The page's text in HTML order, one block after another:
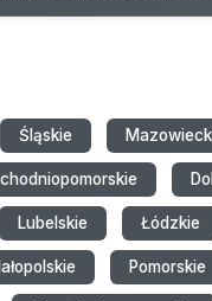
Śląskie
Lubelskie Łódzkie
Pomorskie